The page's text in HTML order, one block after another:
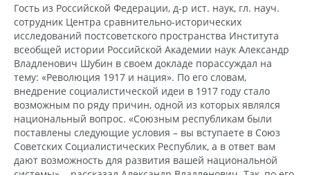
Гость из Российской Федерации, д-р ист. наук, гл. науч.
сотрудник Центра сравнительно-исторических
исследований постсоветского пространства Института
всеобщей истории Российской Академии наук Александр
Владленович Шубин в своем докладе порассуждал на
тему: «Революция 1917 и нация». По его словам,
внедрение социалистической идеи в 1917 году стало
возможным по ряду причин, одной из которых являлся
национальный вопрос. «Союзным республикам были
поставлены следующие условия – вы вступаете в Союз
Советских Социалистических Республик, а в ответ вам
дают возможность для развития вашей национальной